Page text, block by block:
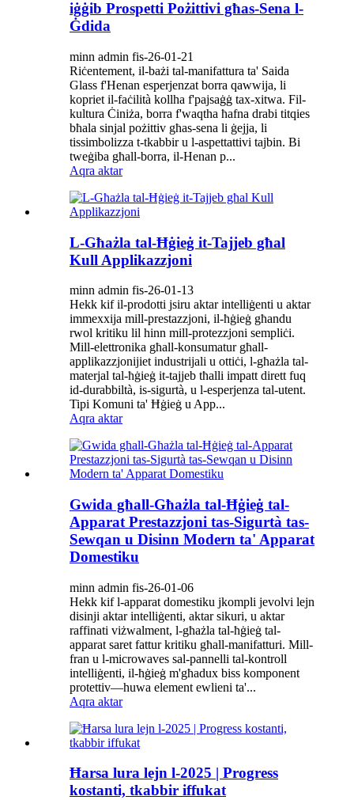
iġġib Prospetti Pożittivi għas-Sena l-
Ġdida
minn admin fis-26-01-21
Riċentement, il-bażi tal-manifattura ta' Saida
Glass f'Henan esperjenzat borra qawwija, li
kopriet il-faċilità kollha f'pajsaġġ tax-xitwa. Fil-
kultura Ċiniża, borra f'waqtha ħafna drabi titqies
bħala sinjal pożittiv għas-sena li ġejja, li
tissimbolizza t-tkabbir u l-aspettattivi tajbin. Bi
tweġiba għall-borra, il-Henan p...
Aqra aktar
L-Għażla tal-Ħġieġ it-Tajjeb għal
Kull Applikazzjoni
minn admin fis-26-01-13
Hekk kif il-prodotti jsiru aktar intelliġenti u aktar
immexxija mill-prestazzjoni, il-ħġieġ għandu
rwol kritiku lil hinn mill-protezzjoni sempliċi.
Mill-elettronika għall-konsumatur għall-
applikazzjonijiet industrijali u ottiċi, l-għażla tal-
materjal tal-ħġieġ it-tajjeb tħalli impatt dirett fuq
id-durabbiltà, is-sigurtà, u l-esperjenza tal-utent.
Tipi Komuni ta' Ħġieġ u App...
Aqra aktar
Gwida għall-Għażla tal-Ħġieġ tal-
Apparat Prestazzjoni tas-Sigurtà tas-
Sewqan u Disinn Modern ta' Apparat
Domestiku
minn admin fis-26-01-06
Hekk kif l-apparat domestiku jkompli jevolvi lejn
disinji aktar intelliġenti, aktar sikuri, u aktar
raffinati viżwalment, l-għażla tal-ħġieġ tal-
apparat saret fattur kritiku għall-manifatturi. Mill-
fran u l-microwaves sal-pannelli tal-kontroll
intelliġenti, il-ħġieġ m'għadux biss komponent
protettiv—huwa element ewlieni ta'...
Aqra aktar
Ħarsa lura lejn l-2025 | Progress
kostanti, tkabbir iffukat